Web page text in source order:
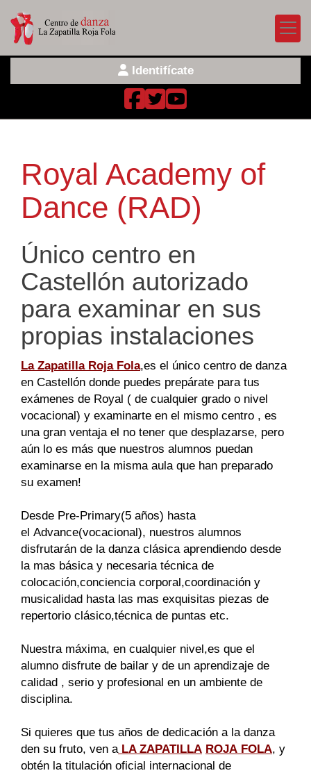
Identifícate
Royal Academy of
Dance (RAD)
Único centro en
Castellón autorizado
para examinar en sus
propias instalaciones
La Zapatilla Roja Fola,es el único centro de danza
en Castellón donde puedes prepárate para tus
exámenes de Royal ( de cualquier grado o nivel
vocacional) y examinarte en el mismo centro , es
una gran ventaja el no tener que desplazarse, pero
aún lo es más que nuestros alumnos puedan
examinarse en la misma aula que han preparado
su examen!
Desde Pre-Primary(5 años) hasta
el Advance(vocacional), nuestros alumnos
disfrutarán de la danza clásica aprendiendo desde
la mas básica y necesaria técnica de
colocación,conciencia corporal,coordinación y
musicalidad hasta las mas exquisitas piezas de
repertorio clásico,técnica de puntas etc.
Nuestra máxima, en cualquier nivel,es que el
alumno disfrute de bailar y de un aprendizaje de
calidad , serio y profesional en un ambiente de
disciplina.
Si quieres que tus años de dedicación a la danza
den su fruto, ven a LA ZAPATILLA ROJA FOLA, y
obtén la titulación oficial internacional de